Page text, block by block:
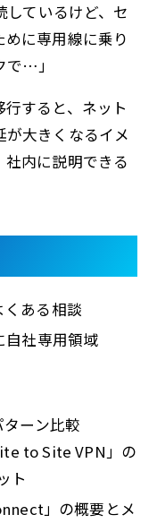
しているけど、セ
に専用線に乗り
で…」
行すると、ネット
大きくなるイメ
内に説明できる
くある相談
自社専用領域
ーン比較
to Site VPN」の
ト
」の概要とメ